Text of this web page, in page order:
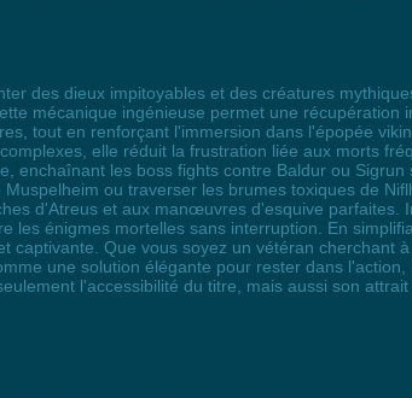
des dieux impitoyables et des créatures
mécanique ingénieuse permet une
tout en renforçant l'immersion dans l'épopée
elle réduit la frustration liée aux morts
enchaînant les boss fights contre Baldur ou
ou traverser les brumes toxiques de
d'Atreus et aux manœuvres d'esquive parfaites.
les énigmes mortelles sans interruption. En
Que vous soyez un vétéran cherchant
une solution élégante pour rester dans
l'accessibilité du titre, mais aussi son